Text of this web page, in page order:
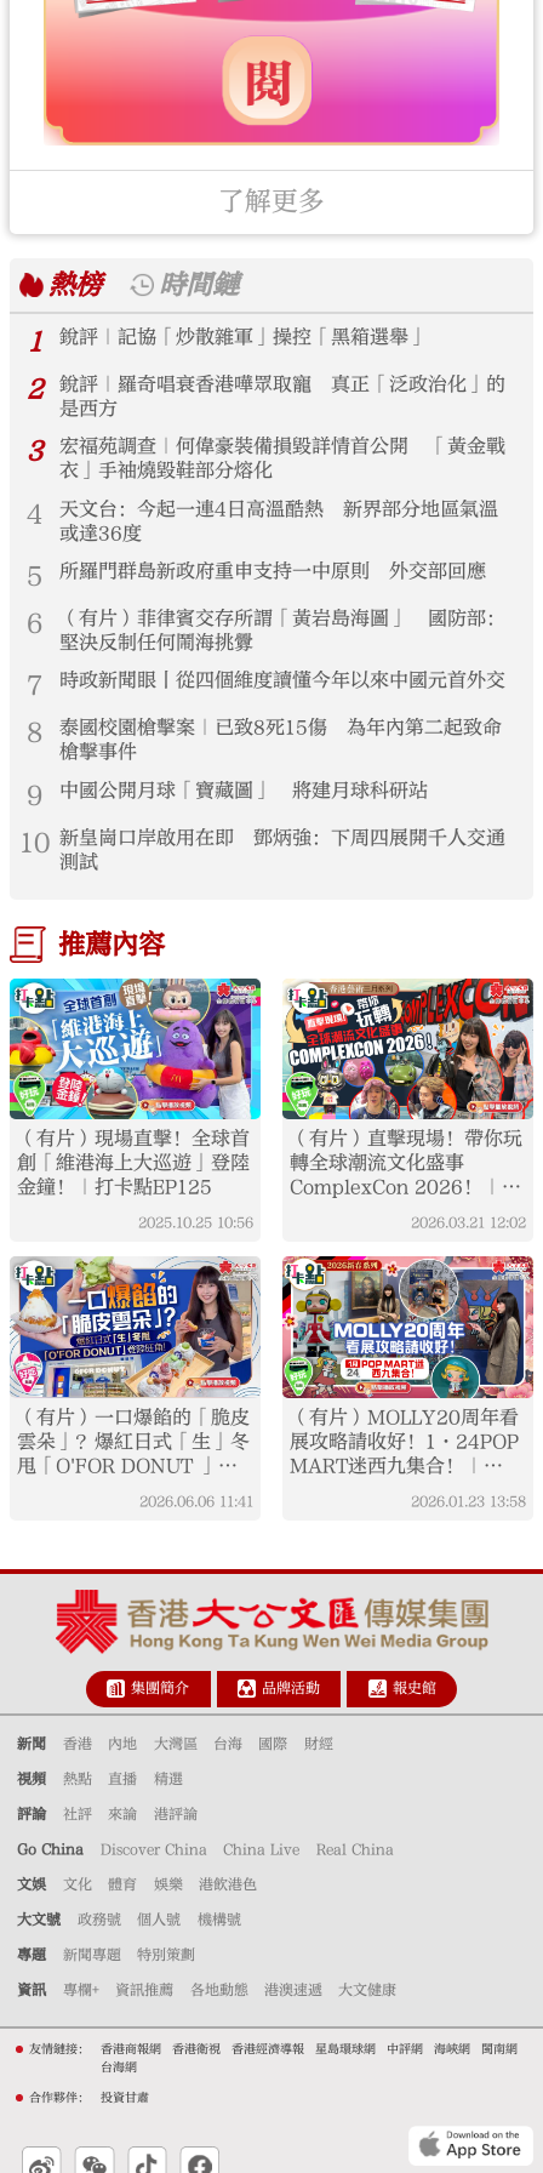
了解更多
熱榜
時間鏈
1
銳評｜記協「炒散雜軍」操控「黑箱選舉」
2
銳評｜羅奇唱衰香港嘩眾取寵 真正「泛政治化」的
是西方
3
宏福苑調查｜何偉豪裝備損毀詳情首公開 「黃金戰
衣」手袖燒毀鞋部分熔化
4
天文台：今起一連4日高溫酷熱 新界部分地區氣溫
或達36度
5 所羅門群島新政府重申支持一中原則 外交部回應
6
（有片）菲律賓交存所謂「黃岩島海圖」 國防部：
堅決反制任何鬧海挑釁
7 時政新聞眼丨從四個維度讀懂今年以來中國元首外交
8
泰國校園槍擊案｜已致8死15傷 為年內第二起致命
槍擊事件
9 中國公開月球「寶藏圖」 將建月球科研站
10 新皇崗口岸啟用在即 鄧炳強：下周四展開千人交通
測試
推薦內容
（有片）現場直擊！全球首
創「維港海上大巡遊」登陸
金鐘！｜打卡點EP125
2025.10.25 10:56
（有片）直擊現場！帶你玩
轉全球潮流文化盛事
ComplexCon 2026！｜香
港藝術三月系列｜打卡點
2026.03.21 12:02
（有片）一口爆餡的「脆皮
雲朵」？爆紅日式「生」冬
甩「O'FOR DONUT 」登
2026.06.06 11:41
（有片）MOLLY20周年看
展攻略請收好！1·24POP
MART迷西九集合！｜
2026.01.23 13:58
集團簡介 品牌活動 報史館
新聞 香港 內地 大灣區 台海 國際 財經
視頻 熱點 直播 精選
評論 社評 來論 港評論
Go China Discover China China Live Real China
文娛 文化 體育 娛樂 港飲港色
大文號 政務號 個人號 機構號
專題 新聞專題 特別策劃
資訊 專欄+ 資訊推薦 各地動態 港澳速遞 大文健康
友情鏈接： 香港商報網 香港衛視 香港經濟導報 星島環球網 中評網 海峽網
閩南網
台海網
合作夥伴： 投資甘肅